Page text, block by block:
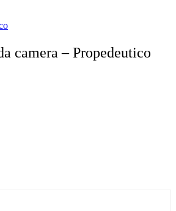
camera – Propedeutico